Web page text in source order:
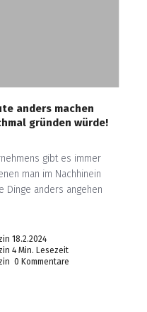
anders machen
gründen würde!
gibt es immer
man im Nachhinein
Dinge anders angehen
18.2.2024
4 Min. Lesezeit
0 Kommentare